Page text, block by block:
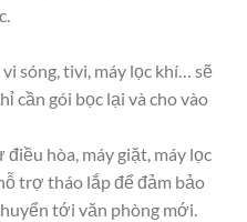
sóng, tivi, máy lọc khí… sẽ
cần gói bọc lại và cho vào
hòa, máy giặt, máy lọc
trợ tháo lắp để đảm bảo
tới văn phòng mới.